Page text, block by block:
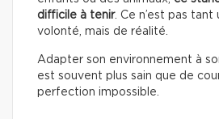
difficile à tenir. Ce n’est pas
volonté, mais de réalité.
Adapter son environnement à
est souvent plus sain que de
perfection impossible.